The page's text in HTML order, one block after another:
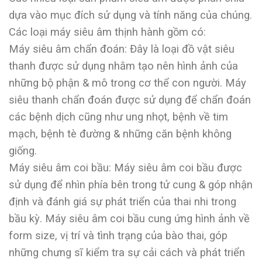
dựa vào mục đích sử dụng và tính năng của chúng.
Các loại máy siêu âm thịnh hành gồm có:
Máy siêu âm chẩn đoán: Đây là loại đồ vật siêu
thanh được sử dụng nhằm tạo nên hình ảnh của
những bộ phận & mô trong cơ thể con người. Máy
siêu thanh chẩn đoán được sử dụng để chẩn đoán
các bệnh dịch cũng như ung nhọt, bệnh về tim
mạch, bệnh tè đường & những căn bệnh không
giống.
Máy siêu âm coi bầu: Máy siêu âm coi bầu được
sử dụng để nhìn phía bên trong tử cung & góp nhận
định và đánh giá sự phát triển của thai nhi trong
bầu kỳ. Máy siêu âm coi bầu cung ứng hình ảnh về
form size, vị trí và tình trạng của bào thai, góp
những chưng sĩ kiểm tra sự cải cách và phát triển